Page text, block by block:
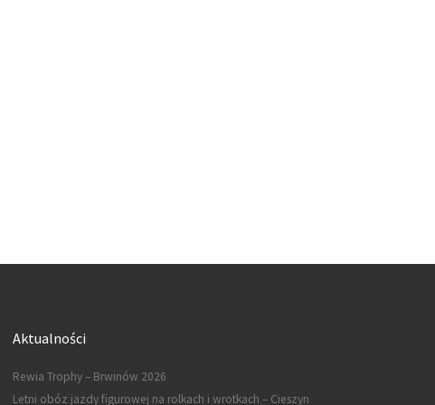
Aktualności
Rewia Trophy – Brwinów 2026
Letni obóz jazdy figurowej na rolkach i wrotkach – Cieszyn